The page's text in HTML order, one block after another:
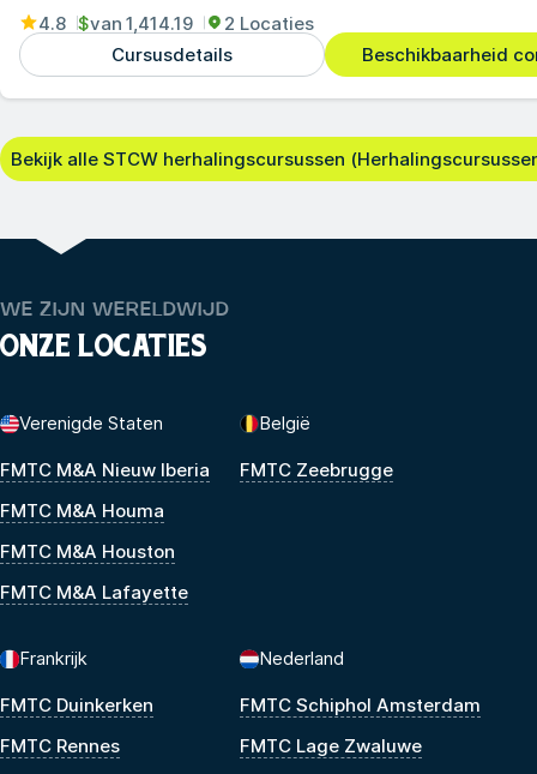
4.8 $van 1,414.19
2 Locaties
Cursusdetails
Beschikbaarheid
Bekijk alle STCW herhalingscursussen
WE ZIJN WERELDWIJD
ONZE LOCATIES
Verenigde Staten
FMTC M&A Nieuw Iberia
FMTC M&A Houma
FMTC M&A Houston
FMTC M&A Lafayette
België
FMTC Zeebrugge
Frankrijk
FMTC Duinkerken
FMTC Rennes
Nederland
FMTC Schiphol Amsterdam
FMTC Lage Zwaluwe